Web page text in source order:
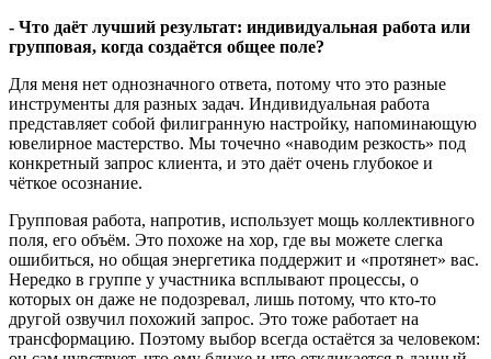
- Что даёт лучший результат: индивидуальная работа или
групповая, когда создаётся общее поле?
Для меня нет однозначного ответа, потому что это разные
инструменты для разных задач. Индивидуальная работа
представляет собой филигранную настройку, напоминающую
ювелирное мастерство. Мы точечно «наводим резкость» под
конкретный запрос клиента, и это даёт очень глубокое и
чёткое осознание.
Групповая работа, напротив, использует мощь коллективного
поля, его объём. Это похоже на хор, где вы можете слегка
ошибиться, но общая энергетика поддержит и «протянет» вас.
Нередко в группе у участника всплывают процессы, о
которых он даже не подозревал, лишь потому, что кто‑то
другой озвучил похожий запрос. Это тоже работает на
трансформацию. Поэтому выбор всегда остаётся за человеком: